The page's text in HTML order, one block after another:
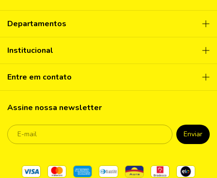
Departamentos
Institucional
Entre em contato
Assine nossa newsletter